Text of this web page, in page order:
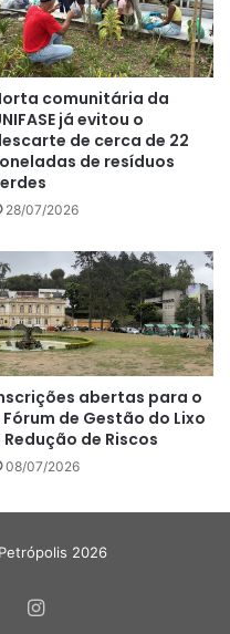
comunitária da
já evitou o
de cerca de 22
de resíduos
28/07/2026
abertas para o
Fórum de Gestão do Lixo
Redução de Riscos
08/07/2026
2026
Instagram